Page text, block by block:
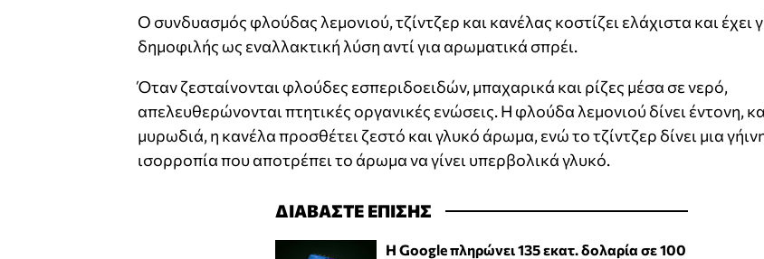
Ο συνδυασμός φλούδας λεμονιού, τζίντζερ και κανέλας κοστίζει ελάχιστα και έχει
δημοφιλής ως εναλλακτική λύση αντί για αρωματικά σπρέι.
Όταν ζεσταίνονται φλούδες εσπεριδοειδών, μπαχαρικά και ρίζες μέσα σε νερό,
απελευθερώνονται πτητικές οργανικές ενώσεις. Η φλούδα λεμονιού δίνει έντονη,
μυρωδιά, η κανέλα προσθέτει ζεστό και γλυκό άρωμα, ενώ το τζίντζερ δίνει μια
ισορροπία που αποτρέπει το άρωμα να γίνει υπερβολικά γλυκό.
ΔΙΑΒΑΣΤΕ ΕΠΙΣΗΣ
H Google πληρώνει 135 εκατ. δολαρία σε 100